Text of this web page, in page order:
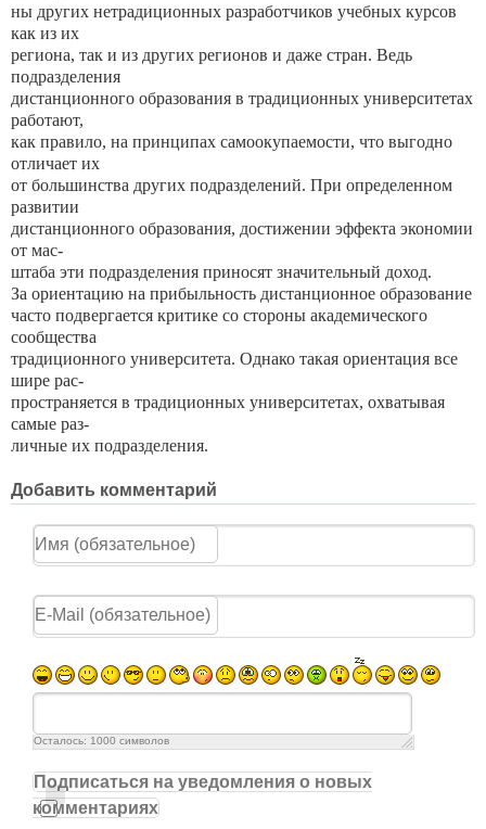
ны других нетрадиционных разработчиков учебных курсов
как из их
региона, так и из других регионов и даже стран. Ведь
подразделения
дистанционного образования в традиционных университетах
работают,
как правило, на принципах самоокупаемости, что выгодно
отличает их
от большинства других подразделений. При определенном
развитии
дистанционного образования, достижении эффекта экономии
от мас-
штаба эти подразделения приносят значительный доход.
За ориентацию на прибыльность дистанционное образование
часто подвергается критике со стороны академического
сообщества
традиционного университета. Однако такая ориентация все
шире рас-
пространяется в традиционных университетах, охватывая
самые раз-
личные их подразделения.
Добавить комментарий
Осталось: 1000 символов
Подписаться на уведомления о новых
комментариях